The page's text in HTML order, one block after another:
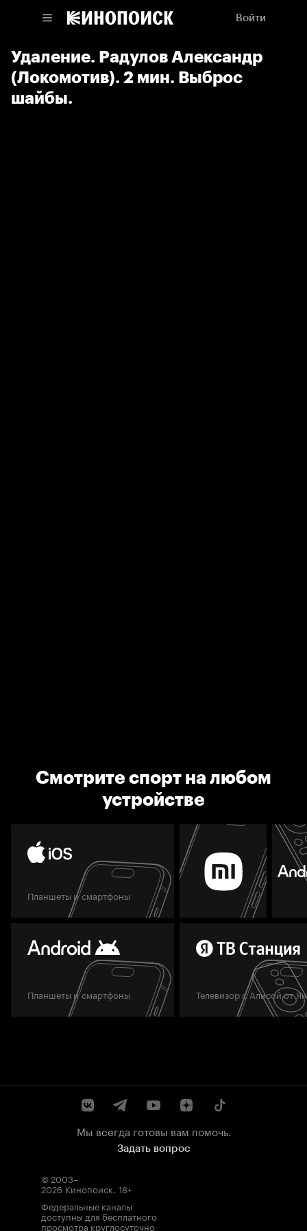
Войти
Удаление. Радулов Александр
(Локомотив). 2 мин. Выброс
шайбы.
Смотрите спорт на любом
устройстве
Планшеты и смартфоны
Планшеты и смартфоны Телевизор с Алисой от
Мы всегда готовы вам помочь.
Задать вопрос
© 2003–
2026 Кинопоиск. 18+
Федеральные каналы
доступны для бесплатного
просмотра круглосуточно